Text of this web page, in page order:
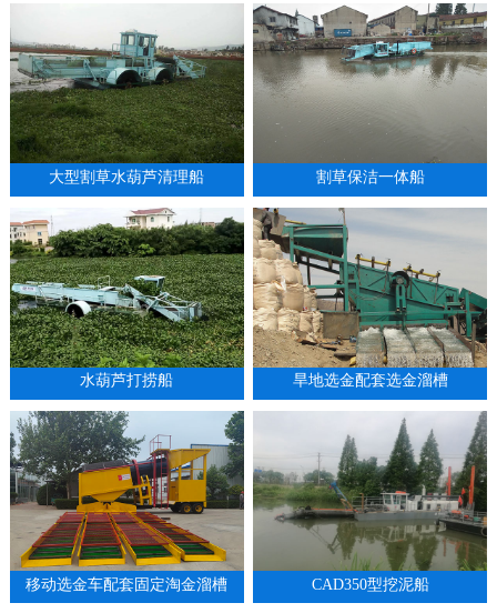
大型割草水葫芦清理船 割草保洁一体船
水葫芦打捞船 旱地选金配套选金溜槽
移动选金车配套固定淘金溜槽 CAD350型挖泥船